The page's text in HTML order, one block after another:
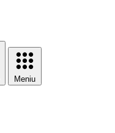
Meniu